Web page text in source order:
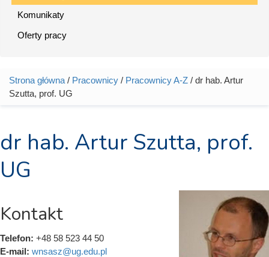
Komunikaty
Oferty pracy
Jesteś tutaj
Strona główna / Pracownicy / Pracownicy A-Z / dr hab. Artur
Szutta, prof. UG
dr hab. Artur Szutta, prof.
UG
Kontakt
Telefon: +48 58 523 44 50
E-mail: wnsasz@ug.edu.pl